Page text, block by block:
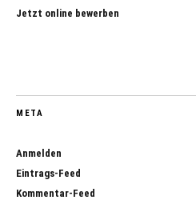
Jetzt online bewerben
META
Anmelden
Eintrags-Feed
Kommentar-Feed